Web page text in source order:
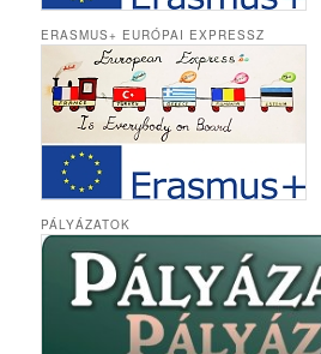
ERASMUS+ EURÓPAI EXPRESSZ
PÁLYÁZATOK